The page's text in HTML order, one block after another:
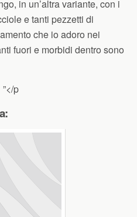
in un’altra variante, con i
e tanti pezzetti di
che io adoro nei
fuori e morbidi dentro sono